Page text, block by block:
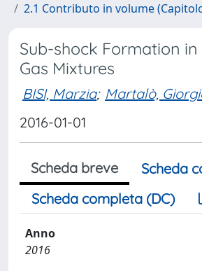
2.1 Contributo in volume
Sub-shock Formation
Gas Mixtures
BISI, Marzia; Martalò,
2016-01-01
Scheda breve
Scheda
Scheda completa (DC)
Anno
2016